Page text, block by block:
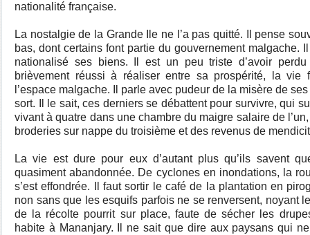
nationalité française.
La nostalgie de la Grande Ile ne l’a pas quitté. Il pense
bas, dont certains font partie du gouvernement malgache.
nationalisé ses biens. Il est un peu triste d’avoir perdu
brièvement réussi à réaliser entre sa prospérité, la vie
l’espace malgache. Il parle avec pudeur de la misère de
sort. Il le sait, ces derniers se débattent pour survivre, qui
vivant à quatre dans une chambre du maigre salaire de
broderies sur nappe du troisième et des revenus de
La vie est dure pour eux d’autant plus qu’ils savent
quasiment abandonnée. De cyclones en inondations, la
s’est effondrée. Il faut sortir le café de la plantation en
non sans que les esquifs parfois ne se renversent, noyant
de la récolte pourrit sur place, faute de sécher les
habite à Mananjary. Il ne sait que dire aux paysans qui